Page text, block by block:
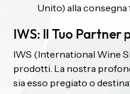
Unito) alla consegna
IWS: Il Tuo Partner
IWS (International Wine
prodotti. La nostra
sia esso pregiato o